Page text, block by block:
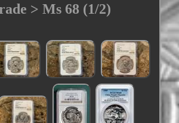
> Ms 68 (1/2)